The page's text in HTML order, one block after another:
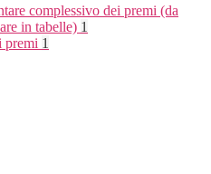
complessivo dei premi (da
in tabelle) 1
premi 1